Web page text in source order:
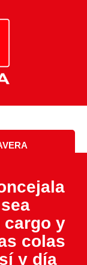
cargo y
colas
y día